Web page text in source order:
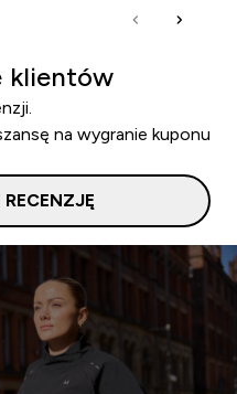
klientów
na wygranie kuponu